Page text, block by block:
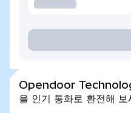
Opendoor
을 인기 통화로 환전해 보